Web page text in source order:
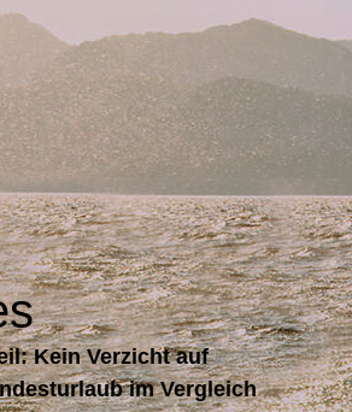
Kein Verzicht auf
im Vergleich